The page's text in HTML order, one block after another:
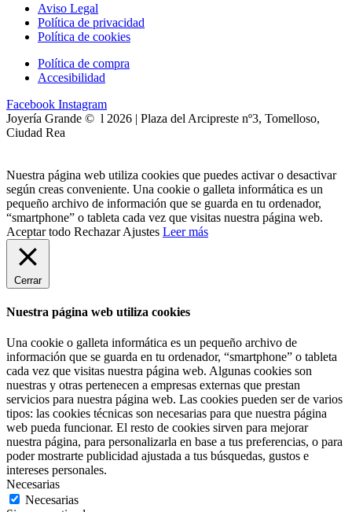
Aviso Legal
Política de privacidad
Política de cookies
Política de compra
Accesibilidad
Facebook Instagram
Joyería Grande © l 2026 | Plaza del Arcipreste nº3, Tomelloso,
Ciudad Rea
Nuestra página web utiliza cookies que puedes activar o desactivar
según creas conveniente. Una cookie o galleta informática es un
pequeño archivo de información que se guarda en tu ordenador,
“smartphone” o tableta cada vez que visitas nuestra página web.
Aceptar todo Rechazar Ajustes Leer más
Cerrar
Nuestra página web utiliza cookies
Una cookie o galleta informática es un pequeño archivo de
información que se guarda en tu ordenador, “smartphone” o tableta
cada vez que visitas nuestra página web. Algunas cookies son
nuestras y otras pertenecen a empresas externas que prestan
servicios para nuestra página web. Las cookies pueden ser de varios
tipos: las cookies técnicas son necesarias para que nuestra página
web pueda funcionar. El resto de cookies sirven para mejorar
nuestra página, para personalizarla en base a tus preferencias, o para
poder mostrarte publicidad ajustada a tus búsquedas, gustos e
intereses personales.
Necesarias
Necesarias